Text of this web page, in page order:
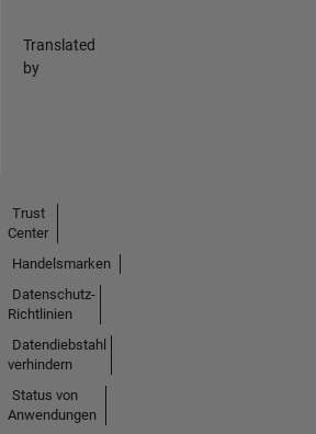
Translated
by
Trust
Center
Handelsmarken
Datenschutz-
Richtlinien
Datendiebstahl
verhindern
Status von
Anwendungen